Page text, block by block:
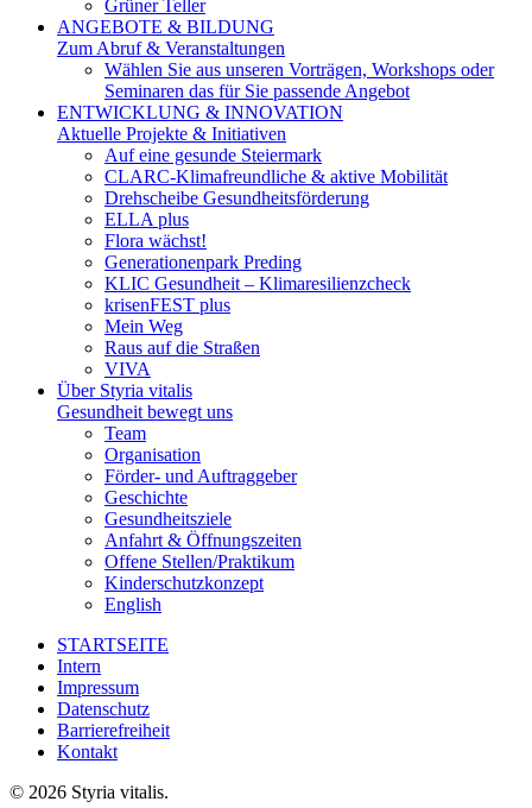
Grüner Teller
ANGEBOTE & BILDUNG
Zum Abruf & Veranstaltungen
Wählen Sie aus unseren Vorträgen, Workshops oder
Seminaren das für Sie passende Angebot
ENTWICKLUNG & INNOVATION
Aktuelle Projekte & Initiativen
Auf eine gesunde Steiermark
CLARC-Klimafreundliche & aktive Mobilität
Drehscheibe Gesundheitsförderung
ELLA plus
Flora wächst!
Generationenpark Preding
KLIC Gesundheit – Klimaresilienzcheck
krisenFEST plus
Mein Weg
Raus auf die Straßen
VIVA
Über Styria vitalis
Gesundheit bewegt uns
Team
Organisation
Förder- und Auftraggeber
Geschichte
Gesundheitsziele
Anfahrt & Öffnungszeiten
Offene Stellen/Praktikum
Kinderschutzkonzept
English
STARTSEITE
Intern
Impressum
Datenschutz
Barrierefreiheit
Kontakt
© 2026 Styria vitalis.